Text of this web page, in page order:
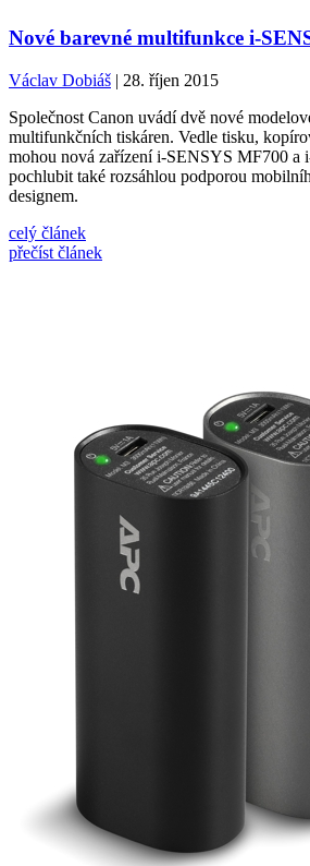
Nové barevné multifunkce i-
Václav Dobiáš| 28. říjen 2015
Společnost Canon uvádí dvě nové
multifunkčních tiskáren. Vedle tisku,
mohou nová zařízení i-SENSYS MF700 a
pochlubit také rozsáhlou podporou
designem.
celý článek
přečíst článek